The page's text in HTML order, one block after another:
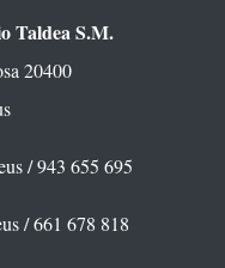
Taldea S.M.
20400
/ 943 655 695
/ 661 678 818